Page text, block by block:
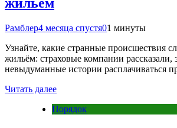
Рамблер4 месяца спустя01 минуты
Узнайте, какие странные происшествия
жильём: страховые компании рассказали,
невыдуманные истории расплачиваться
Читать далее
Порядок